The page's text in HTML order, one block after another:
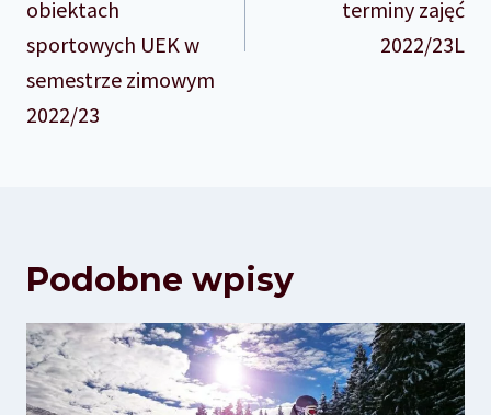
obiektach
sportowych UEK w
semestrze zimowym
2022/23
terminy zajęć
2022/23L
Podobne wpisy